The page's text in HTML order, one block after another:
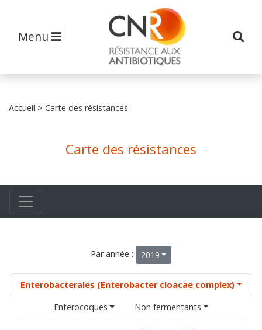
Menu
Accueil > Carte des résistances
Carte des résistances
Par année : 2019
Enterobacterales (Enterobacter cloacae complex)
Enterocoques
Non fermentants